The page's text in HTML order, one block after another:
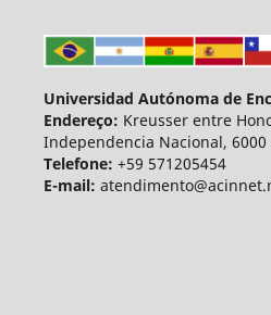
Universidad Autónoma de
Endereço: Kreusser entre
Independencia Nacional, 6000
Telefone: +59 571205454
E-mail: